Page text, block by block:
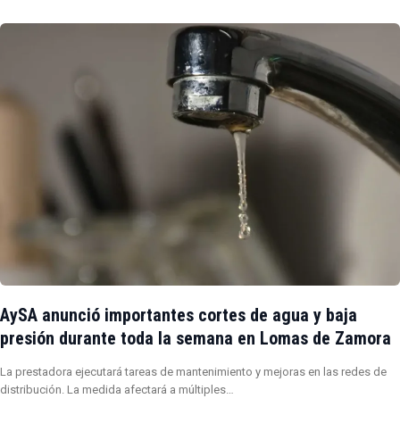
AySA anunció importantes cortes de agua y baja
presión durante toda la semana en Lomas de Zamora
La prestadora ejecutará tareas de mantenimiento y mejoras en las redes de
distribución. La medida afectará a múltiples…